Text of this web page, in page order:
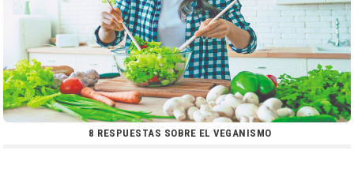
8 RESPUESTAS SOBRE EL VEGANISMO